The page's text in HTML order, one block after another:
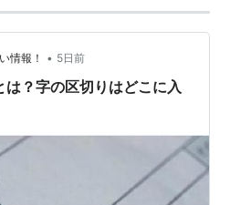
情報！ • 5日前
？字の区切りはどこに入